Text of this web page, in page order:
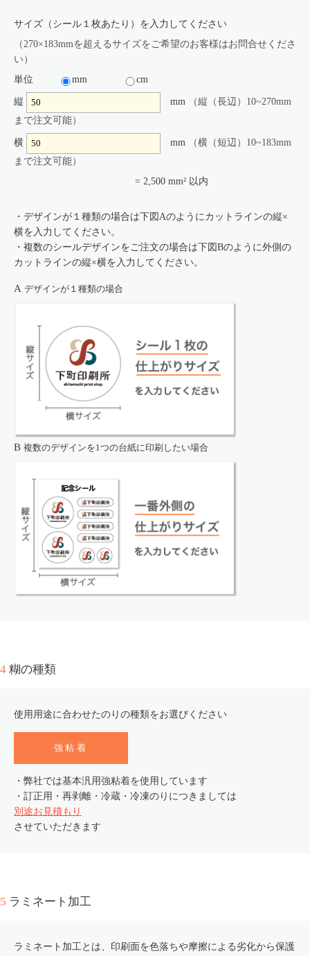
サイズ（シール１枚あたり）を入力してください
（270×183mmを超えるサイズをご希望のお客様はお問合せくださ
い）
単位
mm cm
縦 mm
（縦（長辺）10~270mm
まで注文可能）
横 mm
（横（短辺）10~183mm
まで注文可能）
= 2,500 mm² 以内
・デザインが１種類の場合は下図Aのようにカットラインの縦×
横を入力してください。
・複数のシールデザインをご注文の場合は下図Bのように外側の
カットラインの縦×横を入力してください。
A デザインが１種類の場合
B 複数のデザインを1つの台紙に印刷したい場合
4 糊の種類
使用用途に合わせたのりの種類をお選びください
強粘着
・弊社では基本汎用強粘着を使用しています
・訂正用・再剥離・冷蔵・冷凍のりにつきましては
別途お見積もり
させていただきます
5 ラミネート加工
ラミネート加工とは、印刷面を色落ちや摩擦による劣化から保護